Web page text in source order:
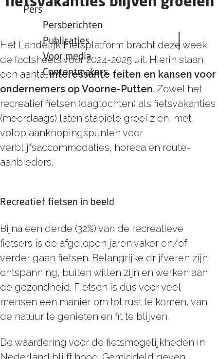
Pers
Persberichten
Publicaties
Voor media
Contentmakers
Het Landelijk Fietsplatform bracht deze week
de factsheets voor 2024-2025 uit. Hierin staan
een aantalinteressante feiten en kansen voor
ondernemers op Voorne-Putten. Zowel het
recreatief fietsen (dagtochten) als fietsvakanties
(meerdaags) laten stabiele groei zien, met
volop aanknopingspunten voor
verblijfsaccommodaties, horeca en route-
aanbieders.
Recreatief fietsen in beeld
Bijna een derde (32%) van de recreatieve
fietsers is de afgelopen jaren vaker en/of
verder gaan fietsen. Belangrijke drijfveren zijn
ontspanning, buiten willen zijn en werken aan
de gezondheid. Fietsen is dus voor veel
mensen een manier om tot rust te komen, van
de natuur te genieten en fit te blijven.
De waardering voor de fietsmogelijkheden in